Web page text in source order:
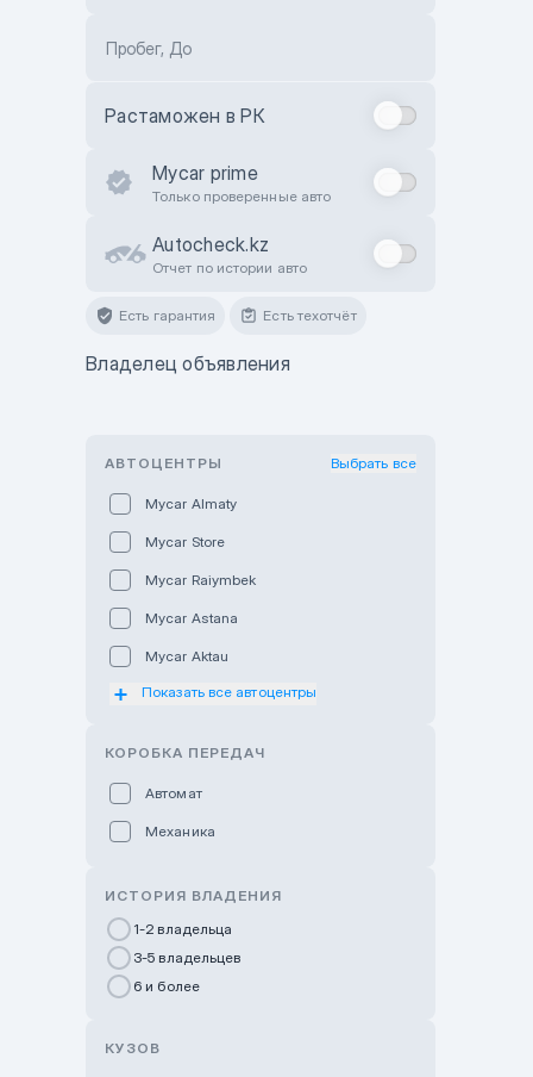
Пробег, До
Растаможен в РК
Mycar prime
Только проверенные авто
Autocheck.kz
Отчет по истории авто
Есть гарантия Есть техотчёт
Владелец объявления
АВТОЦЕНТРЫ Выбрать все
Mycar Almaty
Mycar Store
Mycar Raiymbek
Mycar Astana
Mycar Aktau
Mycar Uralsk
GWM Nurly Zhol
Chery Astana
Показать все автоцентры
КОРОБКА ПЕРЕДАЧ
Автомат
Механика
ИСТОРИЯ ВЛАДЕНИЯ
1-2 владельца
3-5 владельцев
6 и более
КУЗОВ